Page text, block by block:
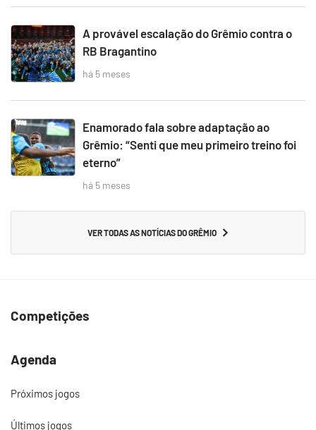
A provável escalação do Grêmio contra o
RB Bragantino
há 5 meses
Enamorado fala sobre adaptação ao
Grêmio: “Senti que meu primeiro treino foi
eterno”
há 5 meses
VER TODAS AS NOTÍCIAS DO GRÊMIO
Competições
Agenda
Próximos jogos
Últimos jogos